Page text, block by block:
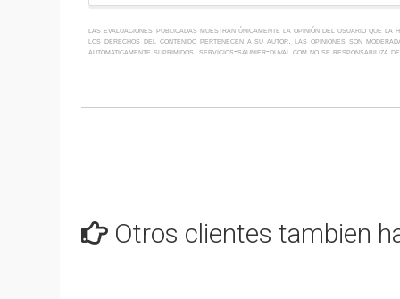
las evaluaciones publicadas muestran únicamente la opinión del usuario que
los derechos del contenido pertenecen a su autor. las opiniones son
automaticamente suprimidos. servicios-saunier-duval.com no se responsabiliza
Otros clientes tambien